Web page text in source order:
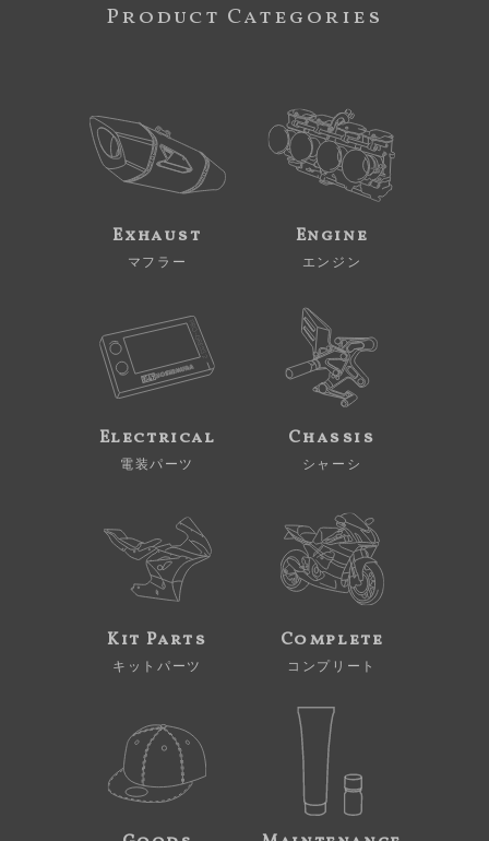
Product Categories
Exhaust
マフラー
Engine
エンジン
Electrical
電装パーツ
Chassis
シャーシ
Kit Parts
キットパーツ
Complete
コンプリート